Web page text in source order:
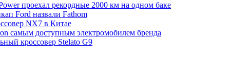
проехал рекордные 2000 км на одном баке
Ford назвали Fathom
NX7 в Китае
самым доступным электромобилем бренда
кроссовер Stelato G9